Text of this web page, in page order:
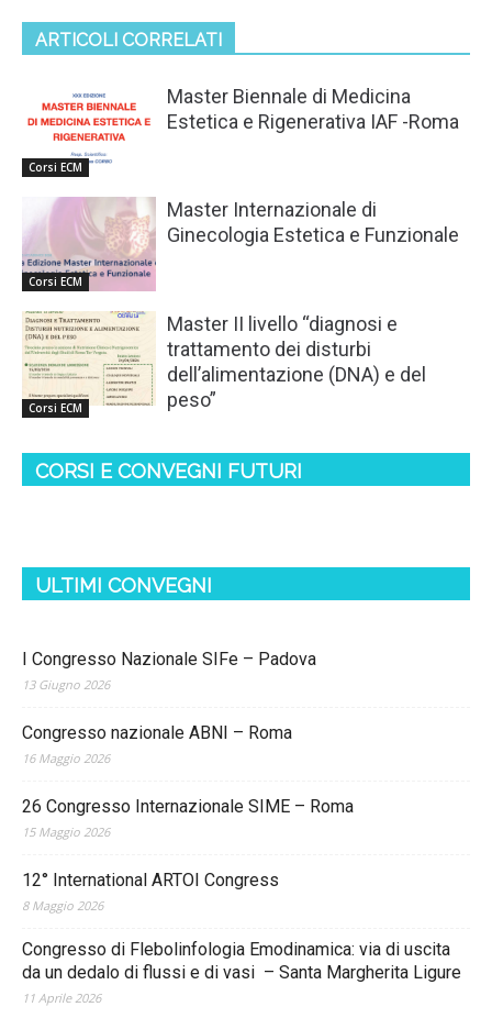
ARTICOLI CORRELATI
Corsi ECM
Master Biennale di Medicina
Estetica e Rigenerativa IAF -Roma
Corsi ECM
Master Internazionale di
Ginecologia Estetica e Funzionale
Corsi ECM
Master II livello “diagnosi e
trattamento dei disturbi
dell’alimentazione (DNA) e del
peso”
CORSI E CONVEGNI FUTURI
ULTIMI CONVEGNI
I Congresso Nazionale SIFe – Padova
13 Giugno 2026
Congresso nazionale ABNI – Roma
16 Maggio 2026
26 Congresso Internazionale SIME – Roma
15 Maggio 2026
12° International ARTOI Congress
8 Maggio 2026
Congresso di Flebolinfologia Emodinamica: via di uscita
da un dedalo di flussi e di vasi – Santa Margherita Ligure
11 Aprile 2026